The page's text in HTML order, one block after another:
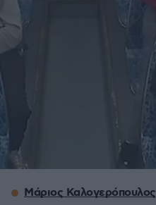
Μάριος Καλογερόπουλος